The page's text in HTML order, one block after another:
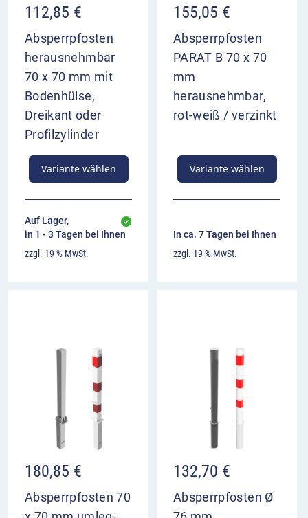
112,85 €
Absperrpfosten
herausnehmbar
70 x 70 mm mit
Bodenhülse,
Dreikant oder
Profilzylinder
Variante wählen
Auf Lager,
in 1 - 3 Tagen bei Ihnen
zzgl. 19 % MwSt.
155,05 €
Absperrpfosten
PARAT B 70 x 70
mm
herausnehmbar,
rot-weiß / verzinkt
Variante wählen
In ca. 7 Tagen bei Ihnen
zzgl. 19 % MwSt.
180,85 €
Absperrpfosten 70
132,70 €
Absperrpfosten Ø